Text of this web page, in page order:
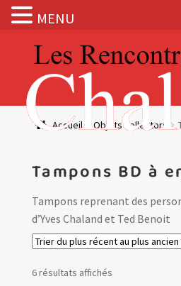
navigation
contenu
Actualités
BOUTIQUE
Les Rencontres Chaland
Prix de lecture
Accueil Objets collectors
Tampons BD à
Tampons reprenant des
d’Yves Chaland et Ted Benoit
6 résultats affichésTrié
MENU